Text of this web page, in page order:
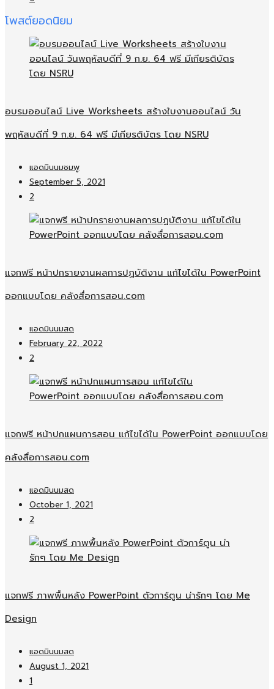
โพสต์ยอดนิยม
อบรมออนไลน์​ Live Worksheets สร้างใบงานออนไลน์​ วัน
พฤหัสบดีที่ 9 ก.ย. 64 ฟรี มีเกียรติบัตร โดย NSRU
แอดมินนมชมพู
September 5, 2021
2
แจกฟรี หน้าปกรายงานผลการปฏบัติงาน แก้ไขได้ใน PowerPoint
ออกแบบโดย คลังสื่อการสอน.com
แอดมินนมสด
February 22, 2022
2
แจกฟรี หน้าปกแผนการสอน แก้ไขได้ใน PowerPoint ออกแบบโดย
คลังสื่อการสอน.com
แอดมินนมสด
October 1, 2021
2
แจกฟรี ภาพพื้นหลัง PowerPoint ตัวการ์ตูน น่ารักๆ โดย Me
Design
แอดมินนมสด
August 1, 2021
1